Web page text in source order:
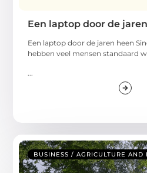
Een laptop door de
Een laptop door de jaren heen
hebben veel mensen standaard
BUSINESS / AGRICULTURE AND